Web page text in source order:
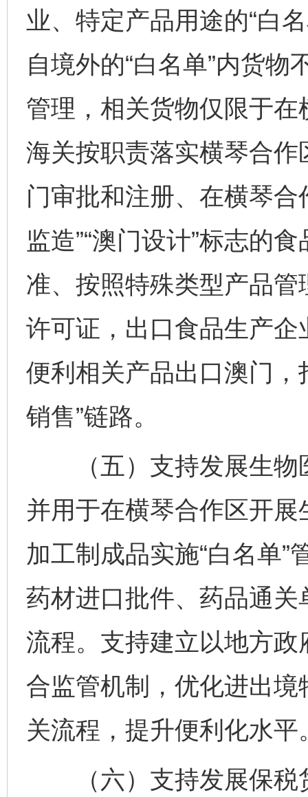
业、特定产品用途的“白
自境外的“白名单”内货
管理，相关货物仅限于
海关按职责落实横琴合
门审批和注册、在横琴合
监造”“澳门设计”标志的
准、按照特殊类型产品
许可证，出口食品生产
便利相关产品出口澳门，
销售”链路。
（五）支持发展生物
并用于在横琴合作区开
加工制成品实施“白名单
药材进口批件、药品通
流程。支持建立以地方
合监管机制，优化进出
关流程，提升便利化水平
（六）支持发展保税